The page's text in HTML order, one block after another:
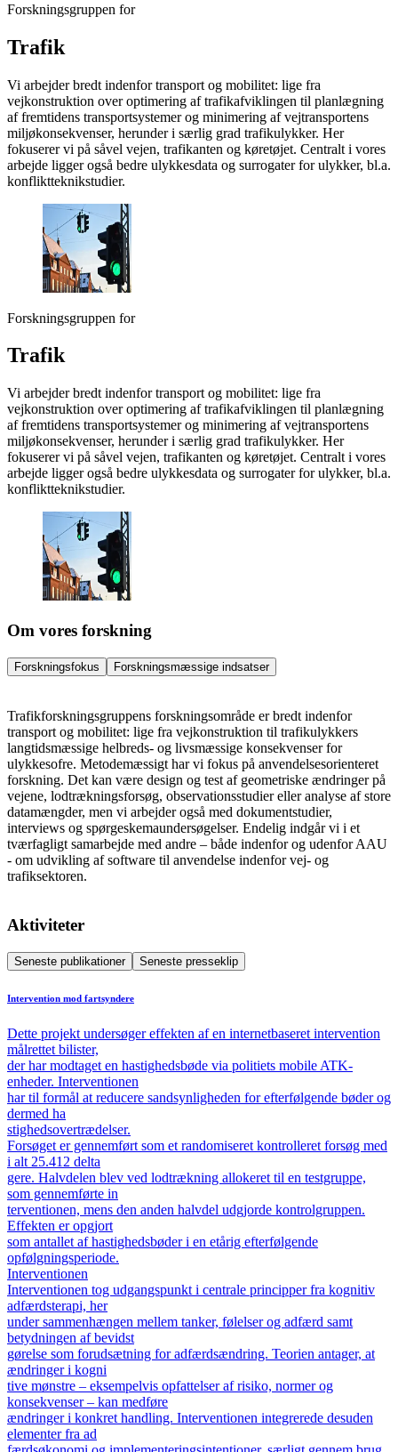
Forskningsgruppen for
Trafik
Vi arbejder bredt indenfor transport og mobilitet: lige fra
vejkonstruktion over optimering af trafikafviklingen til planlægning
af fremtidens transportsystemer og minimering af vejtransportens
miljøkonsekvenser, herunder i særlig grad trafikulykker. Her
fokuserer vi på såvel vejen, trafikanten og køretøjet. Centralt i vores
arbejde ligger også bedre ulykkesdata og surrogater for ulykker, bl.a.
konfliktteknikstudier.
Forskningsgruppen for
Trafik
Vi arbejder bredt indenfor transport og mobilitet: lige fra
vejkonstruktion over optimering af trafikafviklingen til planlægning
af fremtidens transportsystemer og minimering af vejtransportens
miljøkonsekvenser, herunder i særlig grad trafikulykker. Her
fokuserer vi på såvel vejen, trafikanten og køretøjet. Centralt i vores
arbejde ligger også bedre ulykkesdata og surrogater for ulykker, bl.a.
konfliktteknikstudier.
Om vores forskning
Forskningsfokus Forskningsmæssige indsatser
Trafikforskningsgruppens forskningsområde er bredt indenfor
transport og mobilitet: lige fra vejkonstruktion til trafikulykkers
langtidsmæssige helbreds- og livsmæssige konsekvenser for
ulykkesofre. Metodemæssigt har vi fokus på anvendelsesorienteret
forskning. Det kan være design og test af geometriske ændringer på
vejene, lodtrækningsforsøg, observationsstudier eller analyse af store
datamængder, men vi arbejder også med dokumentstudier,
interviews og spørgeskemaundersøgelser. Endelig indgår vi i et
tværfagligt samarbejde med andre – både indenfor og udenfor AAU
- om udvikling af software til anvendelse indenfor vej- og
trafiksektoren.
Aktiviteter
Seneste publikationer Seneste presseklip
Intervention mod fartsyndere
Dette projekt undersøger effekten af en internetbaseret intervention
målrettet bilister,
der har modtaget en hastighedsbøde via politiets mobile ATK-
enheder. Interventionen
har til formål at reducere sandsynligheden for efterfølgende bøder og
dermed ha
stighedsovertrædelser.
Forsøget er gennemført som et randomiseret kontrolleret forsøg med
i alt 25.412 delta
gere. Halvdelen blev ved lodtrækning allokeret til en testgruppe,
som gennemførte in
terventionen, mens den anden halvdel udgjorde kontrolgruppen.
Effekten er opgjort
som antallet af hastighedsbøder i en etårig efterfølgende
opfølgningsperiode.
Interventionen
Interventionen tog udgangspunkt i centrale principper fra kognitiv
adfærdsterapi, her
under sammenhængen mellem tanker, følelser og adfærd samt
betydningen af bevidst
gørelse som forudsætning for adfærdsændring. Teorien antager, at
ændringer i kogni
tive mønstre – eksempelvis opfattelser af risiko, normer og
konsekvenser – kan medføre
ændringer i konkret handling. Interventionen integrerede desuden
elementer fra ad